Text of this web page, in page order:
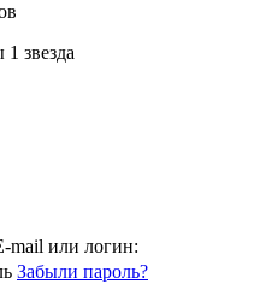
1 звeзда
mail или логин:
Забыли пароль?